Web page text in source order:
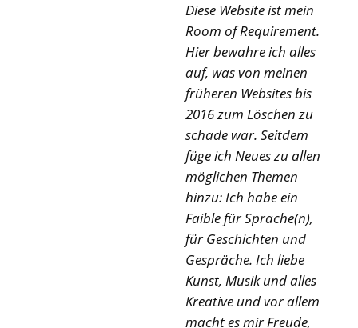
Diese Website ist mein
Room of Requirement.
Hier bewahre ich alles
auf, was von meinen
früheren Websites bis
2016 zum Löschen zu
schade war. Seitdem
füge ich Neues zu allen
möglichen Themen
hinzu: Ich habe ein
Faible für Sprache(n),
für Geschichten und
Gespräche. Ich liebe
Kunst, Musik und alles
Kreative und vor allem
macht es mir Freude,